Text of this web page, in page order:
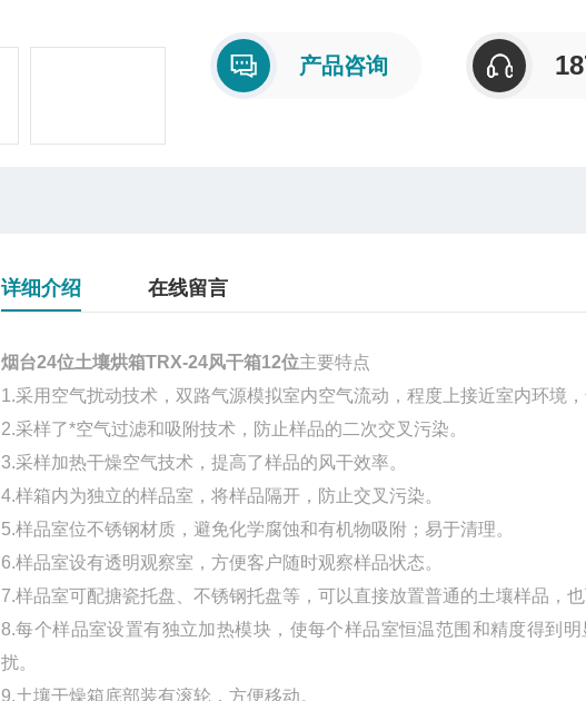
产品咨询
详细介绍 在线留言
烟台24位土壤烘箱TRX-24风干箱12位主要特点
1.采用空气扰动技术，双路气源模拟室内空气流动，程度上接近室内环境，
2.采样了*空气过滤和吸附技术，防止样品的二次交叉污染。
3.采样加热干燥空气技术，提高了样品的风干效率。
4.样箱内为独立的样品室，将样品隔开，防止交叉污染。
5.样品室位不锈钢材质，避免化学腐蚀和有机物吸附；易于清理。
6.样品室设有透明观察室，方便客户随时观察样品状态。
7.样品室可配搪瓷托盘、不锈钢托盘等，可以直接放置普通的土壤样品，
8.每个样品室设置有独立加热模块，使每个样品室恒温范围和精度得到
扰。
9.土壤干燥箱底部装有滚轮，方便移动。